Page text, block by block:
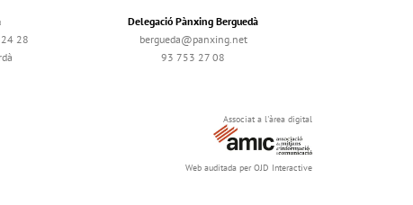
28
Delegació Pànxing Berguedà
bergueda@panxing.net
93 753 27 08
Associat a l'àrea digital
Web auditada per OJD Interactive